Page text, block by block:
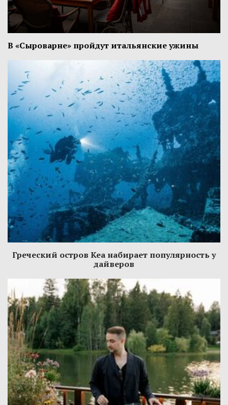
В «Сыроварне» пройдут итальянские ужины
Греческий остров Кеа набирает популярность у
дайверов